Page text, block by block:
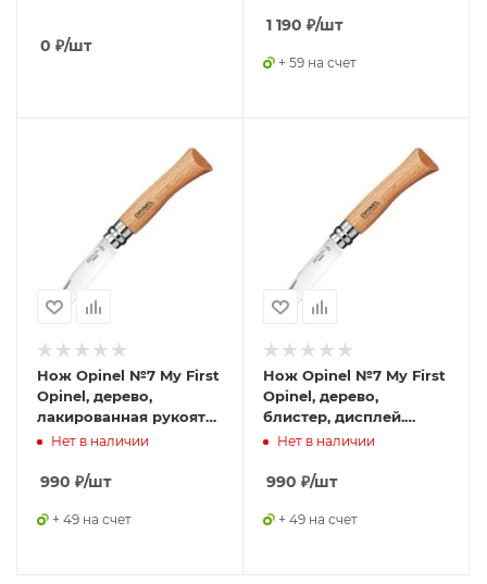
0 ₽/шт
1 190 ₽/шт
+ 59 на счет
Нож Opinel №7 My First
Opinel, дерево,
лакированная рукоять,
блистер, 001221
Нет в наличии
990 ₽/шт
+ 49 на счет
Нож Opinel №7 My First
Opinel, дерево,
блистер, дисплей.
001696
Нет в наличии
990 ₽/шт
+ 49 на счет